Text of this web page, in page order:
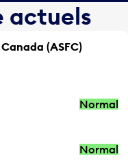
actuels
(ASFC)
Normal
Normal